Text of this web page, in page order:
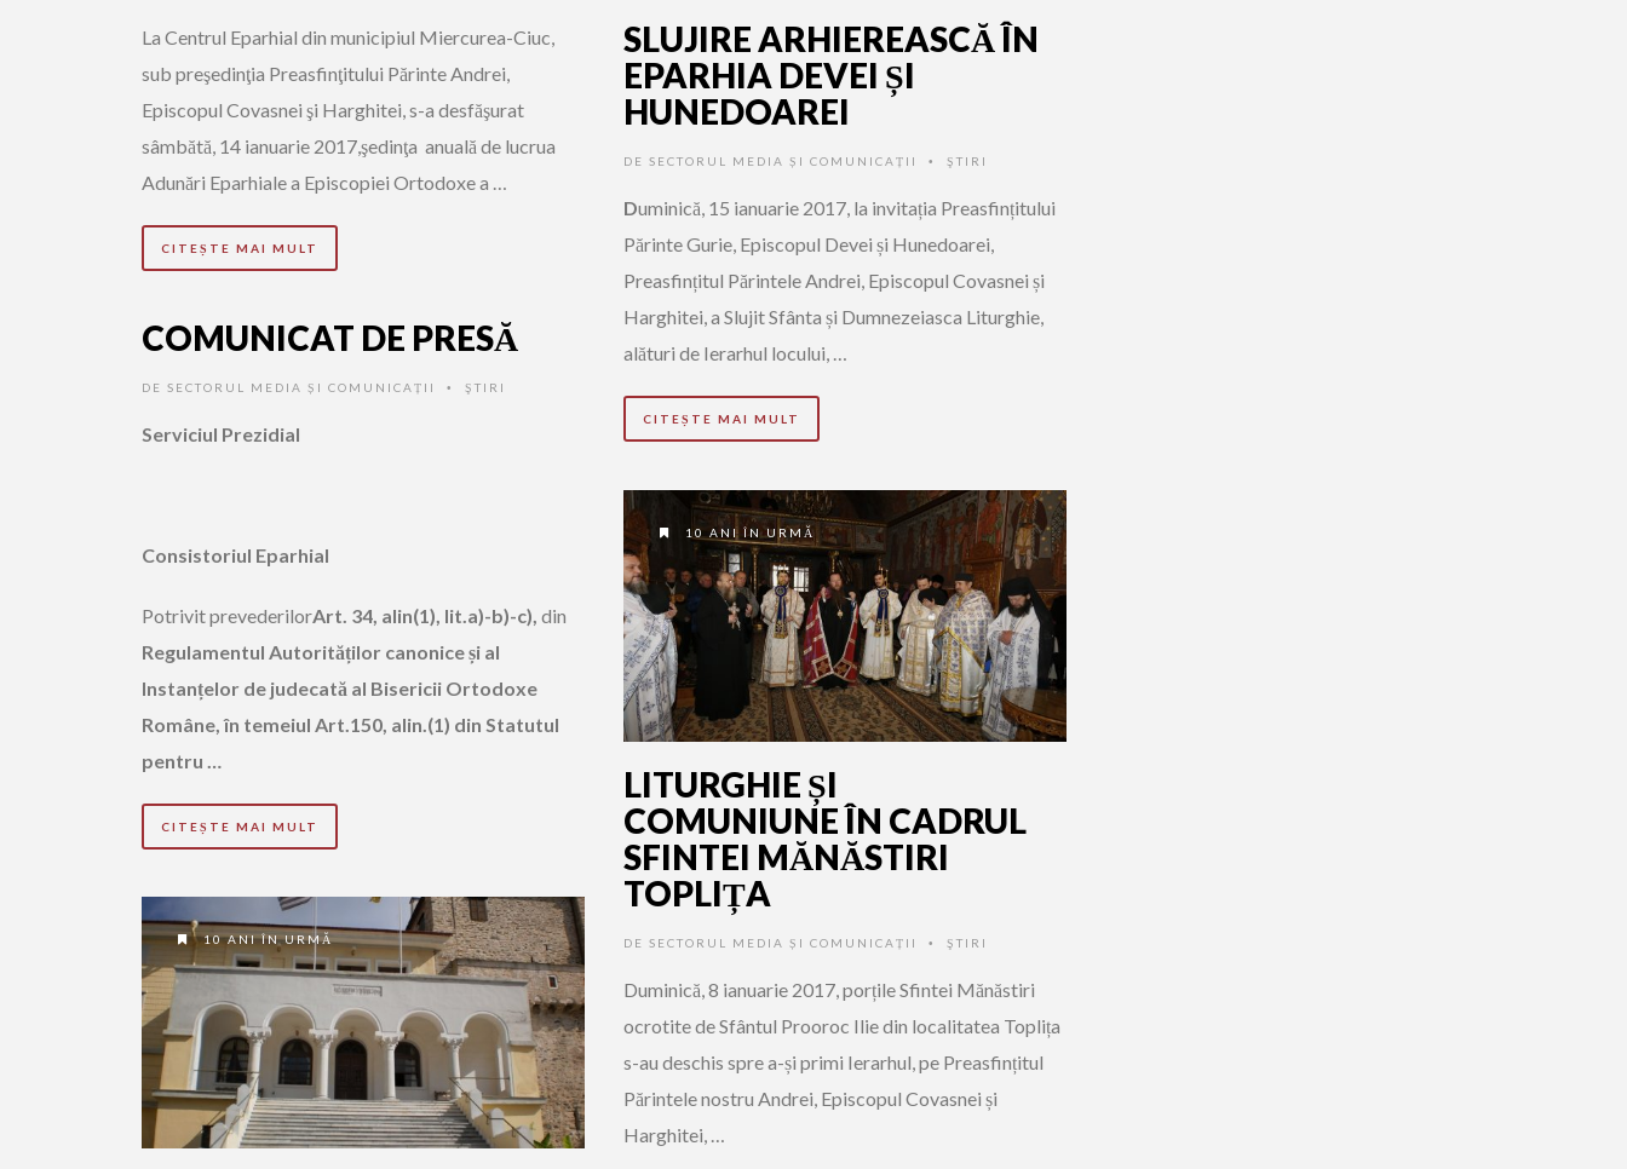
La Centrul Eparhial din municipiul Miercurea-Ciuc,
sub preşedinţia Preasfinţitului Părinte Andrei,
Episcopul Covasnei şi Harghitei, s-a desfăşurat
sâmbătă, 14 ianuarie 2017,şedinţa anuală de lucrua
Adunări Eparhiale a Episcopiei Ortodoxe a …
CITEȘTE MAI MULT
SLUJIRE ARHIEREASCĂ ÎN
EPARHIA DEVEI ȘI
HUNEDOAREI
DE SECTORUL MEDIA ȘI COMUNICAȚII • ŞTIRI
Duminică, 15 ianuarie 2017, la invitația Preasfințitului
Părinte Gurie, Episcopul Devei și Hunedoarei,
Preasfințitul Părintele Andrei, Episcopul Covasnei și
Harghitei, a Slujit Sfânta și Dumnezeiasca Liturghie,
alături de Ierarhul locului, …
CITEȘTE MAI MULT
COMUNICAT DE PRESĂ
DE SECTORUL MEDIA ȘI COMUNICAȚII • ŞTIRI
Serviciul Prezidial
Consistoriul Eparhial
Potrivit prevederilorArt. 34, alin(1), lit.a)-b)-c), din
Regulamentul Autorităților canonice și al
Instanțelor de judecată al Bisericii Ortodoxe
Române, în temeiul Art.150, alin.(1) din Statutul
pentru …
CITEȘTE MAI MULT
10 ANI ÎN URMĂ
LITURGHIE ȘI
COMUNIUNE ÎN CADRUL
SFINTEI MĂNĂSTIRI
TOPLIȚA
DE SECTORUL MEDIA ȘI COMUNICAȚII • ŞTIRI
Duminică, 8 ianuarie 2017, porțile Sfintei Mănăstiri
ocrotite de Sfântul Prooroc Ilie din localitatea Toplița
s-au deschis spre a-și primi Ierarhul, pe Preasfințitul
Părintele nostru Andrei, Episcopul Covasnei și
Harghitei, …
10 ANI ÎN URMĂ